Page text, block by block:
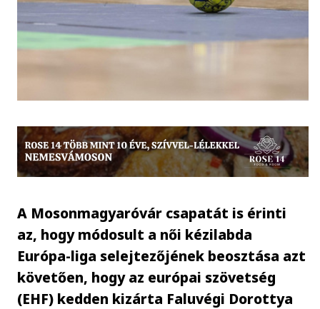
A Mosonmagyaróvár csapatát is érinti
az, hogy módosult a női kézilabda
Európa-liga selejtezőjének beosztása azt
követően, hogy az európai szövetség
(EHF) kedden kizárta Faluvégi Dorottya